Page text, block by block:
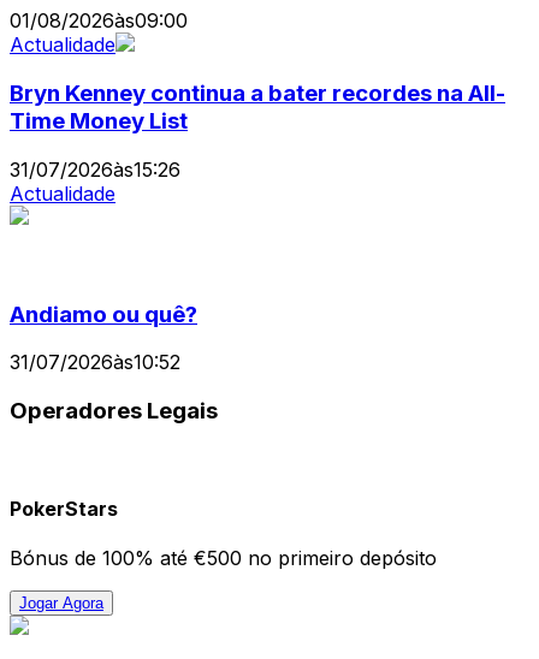
01/08/2026às09:00
Actualidade
Bryn Kenney continua a bater recordes na All-
Time Money List
31/07/2026às15:26
Actualidade
Andiamo ou quê?
31/07/2026às10:52
Operadores Legais
PokerStars
Bónus de 100% até €500 no primeiro depósito
Jogar Agora